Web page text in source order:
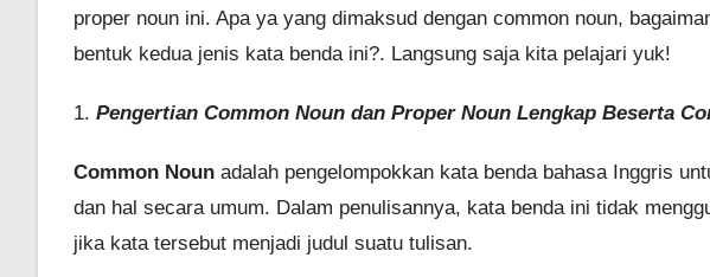
proper noun ini. Apa ya yang dimaksud dengan common noun,
bentuk kedua jenis kata benda ini?. Langsung saja kita pelajari yuk!
1. Pengertian Common Noun dan Proper Noun Lengkap Beserta
Common Noun adalah pengelompokkan kata benda bahasa Inggris
dan hal secara umum. Dalam penulisannya, kata benda ini tidak
jika kata tersebut menjadi judul suatu tulisan.